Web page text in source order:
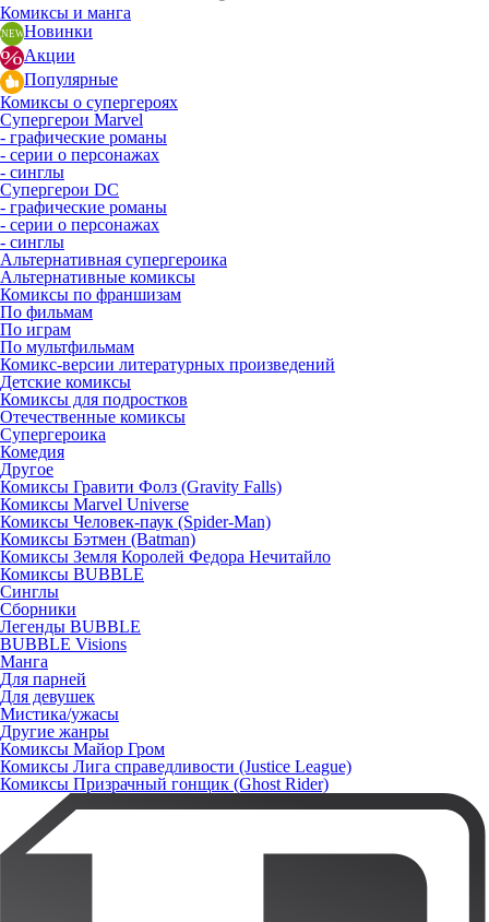
Комиксы и манга
Новинки
Акции
Популярные
Комиксы о супергероях
Супергерои Marvel
- графические романы
- серии о персонажах
- синглы
Супергерои DC
- графические романы
- серии о персонажах
- синглы
Альтернативная супергероика
Альтернативные комиксы
Комиксы по франшизам
По фильмам
По играм
По мультфильмам
Комикс-версии литературных произведений
Детские комиксы
Комиксы для подростков
Отечественные комиксы
Супергероика
Комедия
Другое
Комиксы Гравити Фолз (Gravity Falls)
Комиксы Marvel Universe
Комиксы Человек-паук (Spider-Man)
Комиксы Бэтмен (Batman)
Комиксы Земля Королей Федора Нечитайло
Комиксы BUBBLE
Синглы
Сборники
Легенды BUBBLE
BUBBLE Visions
Манга
Для парней
Для девушек
Мистика/ужасы
Другие жанры
Комиксы Майор Гром
Комиксы Лига справедливости (Justice League)
Комиксы Призрачный гонщик (Ghost Rider)